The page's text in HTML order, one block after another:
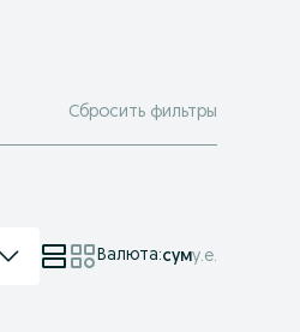
Сбросить фильтры
Валюта:суму.е.